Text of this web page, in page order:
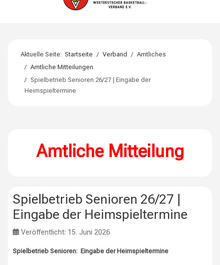
Aktuelle Seite:Startseite Verband
Amtliches
Amtliche Mitteilungen
Spielbetrieb Senioren 26/27 | Eingabe der
Heimspieltermine
Amtliche Mitteilung
Spielbetrieb Senioren 26/27 |
Eingabe der Heimspieltermine
Veröffentlicht: 15. Juni 2026
Spielbetrieb Senioren: Eingabe der Heimspieltermine